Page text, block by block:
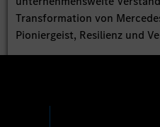
Transformation von
Pioniergeist, Resilienz und